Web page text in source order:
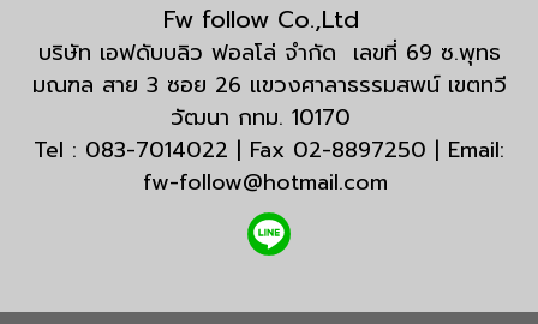
Fw follow Co.,Ltd
บริษัท เอฟดับบลิว ฟอลโล่ จำกัด เลขที่ 69 ซ.พุทธ
มณฑล สาย 3 ซอย 26 แขวงศาลาธรรมสพน์ เขตทวี
วัฒนา กทม. 10170
Tel : 083-7014022 | Fax 02-8897250 | Email:
fw-follow@hotmail.com